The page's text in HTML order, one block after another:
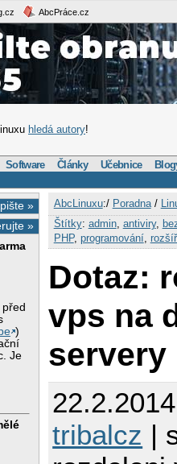
AbcPráce.cz
hledá autory!
Software Články Učebnice
»
»
před
)
Je
AbcLinuxu:/ Poradna/
Štítky: admin, antiviry,
PHP, programování,
Dotaz:
vps na
servery
tribalcz |